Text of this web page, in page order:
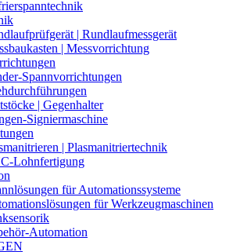
| Rundlaufmessgerät
| Messvorrichtung
Spannvorrichtungen
| Gegenhalter
Signiermaschine
| Plasmanitriertechnik
Lohnfertigung
für Automationssysteme
für Werkzeugmaschinen
Automation